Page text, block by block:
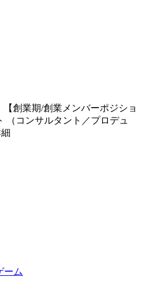
創業期/創業メンバーポジショ
（コンサルタント／プロデュ
ーム